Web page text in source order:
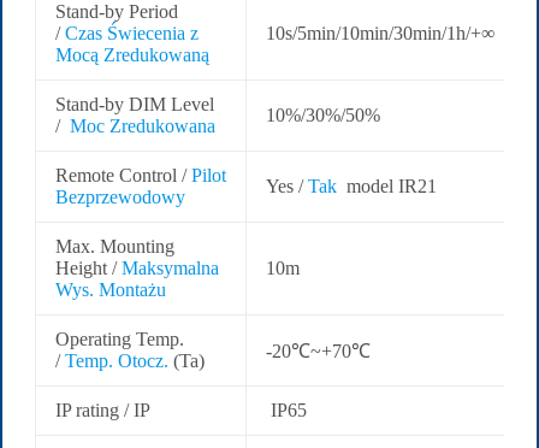
Stand-by Period
/Czas Świecenia z
Mocą Zredukowaną
10s/5min/10min/30min/1h/+∞
Stand-by DIM Level
/ Moc Zredukowana
10%/30%/50%
Remote Control /Pilot
Bezprzewodowy
Yes /Takmodel IR21
Max. Mounting
Height /Maksymalna
Wys. Montażu
10m
Operating Temp.
/Temp. Otocz. (Ta) -20℃~+70℃
IP rating / IP IP65